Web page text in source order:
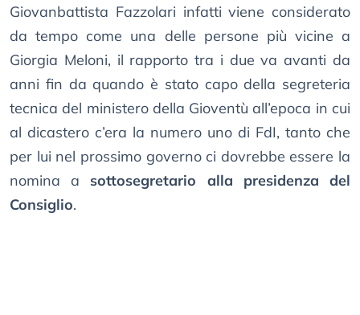
Giovanbattista Fazzolari infatti viene considerato
da tempo come una delle persone più vicine a
Giorgia Meloni, il rapporto tra i due va avanti da
anni fin da quando è stato capo della segreteria
tecnica del ministero della Gioventù all’epoca in cui
al dicastero c’era la numero uno di FdI, tanto che
per lui nel prossimo governo ci dovrebbe essere la
nomina a sottosegretario alla presidenza del
Consiglio.